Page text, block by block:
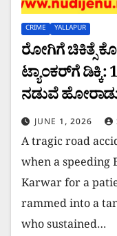
CRIME YALLAPUR
ರೋಗಿಗೆ ಚಿಕಿತ್ಸೆ
ಟ್ಯಾಂಕರ್‌ಗೆ
ನಡುವೆ
JUNE 1, 2026
A tragic road
when a speeding
Karwar for a
rammed into a
who sustained…